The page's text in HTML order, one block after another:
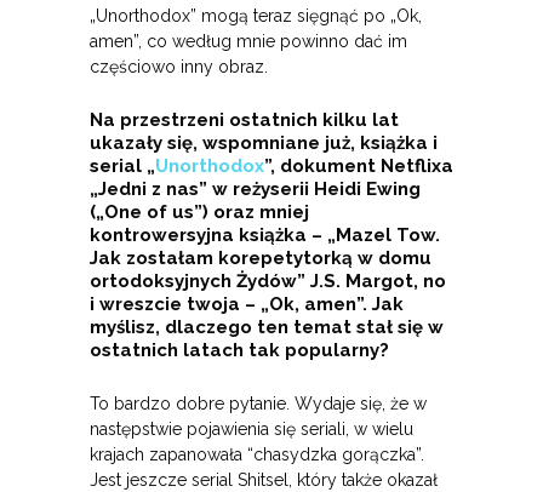
„Unorthodox” mogą teraz sięgnąć po „Ok,
amen”, co według mnie powinno dać im
częściowo inny obraz.
Na przestrzeni ostatnich kilku lat
ukazały się, wspomniane już, książka i
serial „Unorthodox”, dokument Netflixa
„Jedni z nas” w reżyserii Heidi Ewing
(„One of us”) oraz mniej
kontrowersyjna książka – „Mazel Tow.
Jak zostałam korepetytorką w domu
ortodoksyjnych Żydów” J.S. Margot, no
i wreszcie twoja – „Ok, amen”. Jak
myślisz, dlaczego ten temat stał się w
ostatnich latach tak popularny?
To bardzo dobre pytanie. Wydaje się, że w
następstwie pojawienia się seriali, w wielu
krajach zapanowała “chasydzka gorączka”.
Jest jeszcze serial Shitsel, który także okazał